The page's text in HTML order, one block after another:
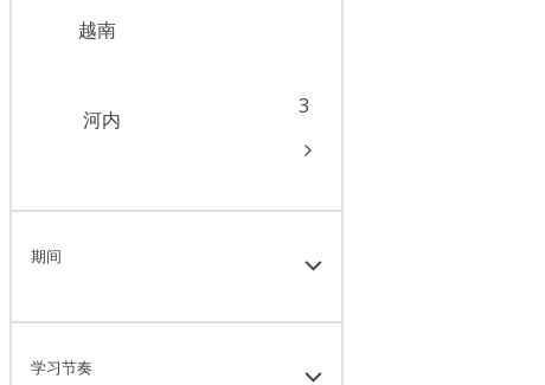
越南
河内
3
期间
学习节奏